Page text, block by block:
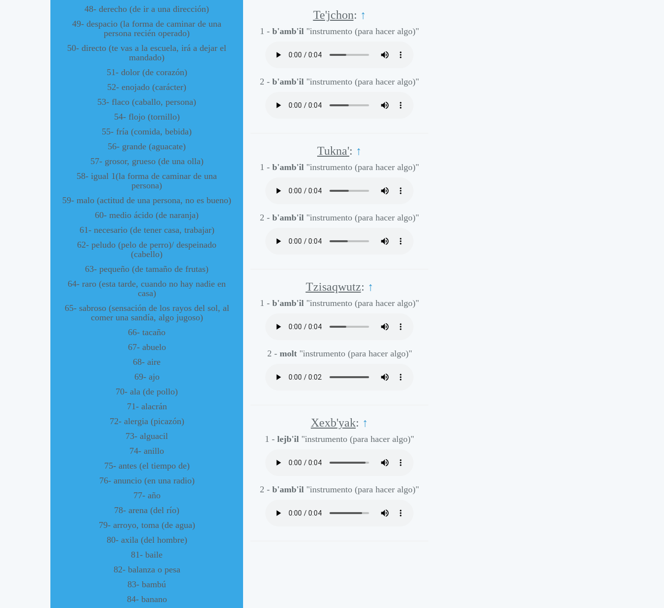
48- derecho (de ir a una dirección)
49- despacio (la forma de caminar de una
persona recién operado)
50- directo (te vas a la escuela, irá a dejar el
mandado)
51- dolor (de corazón)
52- enojado (carácter)
53- flaco (caballo, persona)
54- flojo (tornillo)
55- fría (comida, bebida)
56- grande (aguacate)
57- grosor, grueso (de una olla)
58- igual 1(la forma de caminar de una
persona)
59- malo (actitud de una persona, no es bueno)
60- medio ácido (de naranja)
61- necesario (de tener casa, trabajar)
62- peludo (pelo de perro)/ despeinado
(cabello)
63- pequeño (de tamaño de frutas)
64- raro (esta tarde, cuando no hay nadie en
casa)
65- sabroso (sensación de los rayos del sol, al
comer una sandía, algo jugoso)
66- tacaño
67- abuelo
68- aire
69- ajo
70- ala (de pollo)
71- alacrán
72- alergia (picazón)
73- alguacil
74- anillo
75- antes (el tiempo de)
76- anuncio (en una radio)
77- año
78- arena (del río)
79- arroyo, toma (de agua)
80- axila (del hombre)
81- baile
82- balanza o pesa
83- bambú
84- banano
Te'jchon: ↑
1 - b'amb'il "instrumento (para hacer algo)"
2 - b'amb'il "instrumento (para hacer algo)"
Tukna': ↑
1 - b'amb'il "instrumento (para hacer algo)"
2 - b'amb'il "instrumento (para hacer algo)"
Tzisaqwutz: ↑
1 - b'amb'il "instrumento (para hacer algo)"
2 - molt "instrumento (para hacer algo)"
Xexb'yak: ↑
1 - lejb'il "instrumento (para hacer algo)"
2 - b'amb'il "instrumento (para hacer algo)"